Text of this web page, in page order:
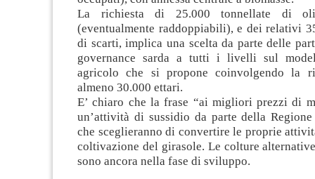
La richiesta di 25.000 tonnellate di
(eventualmente raddoppiabili), e dei relativi
di scarti, implica una scelta da parte delle
governance sarda a tutti i livelli sul
agricolo che si propone coinvolgendo la
almeno 30.000 ettari.
E’ chiaro che la frase “ai migliori prezzi di
un’attività di sussidio da parte della
che sceglieranno di convertire le proprie
coltivazione del girasole. Le colture
sono ancora nella fase di sviluppo.